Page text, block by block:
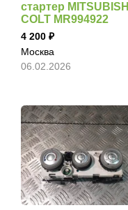
стартер MITSUBISHI
COLT MR994922
4 200
Москва
06.02.2026